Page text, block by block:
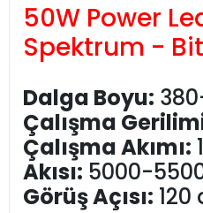
50W Power
Spektrum -
Dalga Boyu:
Çalışma
Çalışma Akımı:
Akısı: 5000-
Görüş Açısı: 120